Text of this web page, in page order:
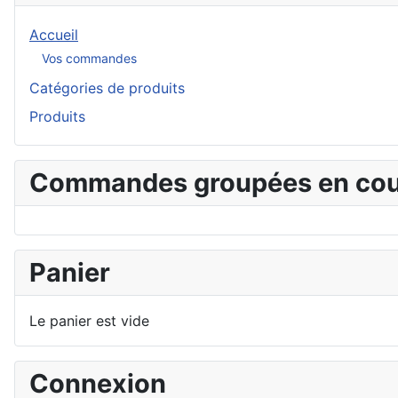
Accueil
Vos commandes
Catégories de produits
Produits
Commandes groupées en
Panier
Le panier est vide
Connexion